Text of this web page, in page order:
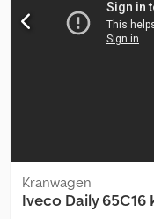
Kranwagen
Iveco Daily 65C16